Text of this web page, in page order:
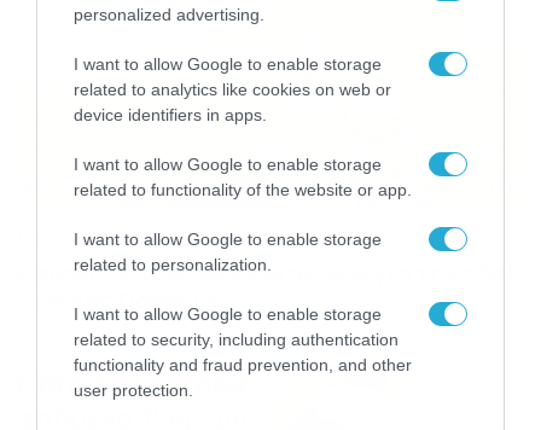
personalized advertising.
I want to allow Google to enable storage
related to analytics like cookies on web or
device identifiers in apps.
I want to allow Google to enable storage
related to functionality of the website or app.
I want to allow Google to enable storage
related to personalization.
I want to allow Google to enable storage
related to security, including authentication
functionality and fraud prevention, and other
user protection.
04/08/2026 22:07
Καιρός: Σάκης Αρναούτογλου για την τάση
έως της Παναγίας